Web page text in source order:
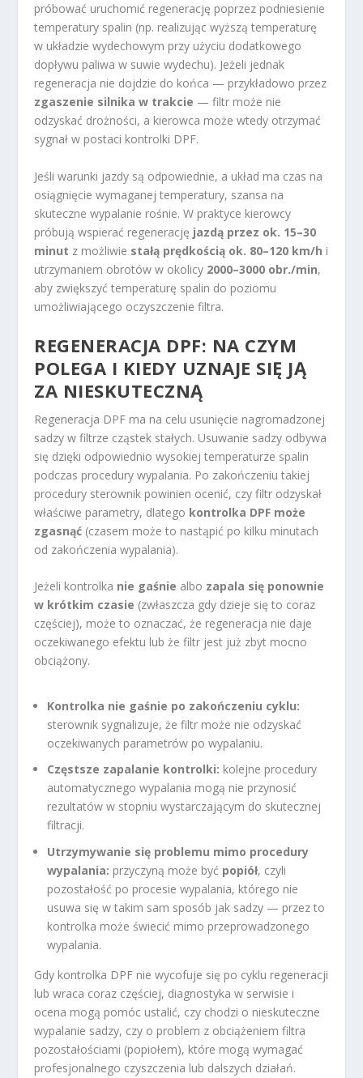
próbować uruchomić regenerację poprzez podniesienie
temperatury spalin (np. realizując wyższą temperaturę
w układzie wydechowym przy użyciu dodatkowego
dopływu paliwa w suwie wydechu). Jeżeli jednak
regeneracja nie dojdzie do końca — przykładowo przez
zgaszenie silnika w trakcie — filtr może nie
odzyskać drożności, a kierowca może wtedy otrzymać
sygnał w postaci kontrolki DPF.
Jeśli warunki jazdy są odpowiednie, a układ ma czas na
osiągnięcie wymaganej temperatury, szansa na
skuteczne wypalanie rośnie. W praktyce kierowcy
próbują wspierać regenerację jazdą przez ok. 15–30
minut z możliwie stałą prędkością ok. 80–120 km/h i
utrzymaniem obrotów w okolicy 2000–3000 obr./min,
aby zwiększyć temperaturę spalin do poziomu
umożliwiającego oczyszczenie filtra.
REGENERACJA DPF: NA CZYM
POLEGA I KIEDY UZNAJE SIĘ JĄ
ZA NIESKUTECZNĄ
Regeneracja DPF ma na celu usunięcie nagromadzonej
sadzy w filtrze cząstek stałych. Usuwanie sadzy odbywa
się dzięki odpowiednio wysokiej temperaturze spalin
podczas procedury wypalania. Po zakończeniu takiej
procedury sterownik powinien ocenić, czy filtr odzyskał
właściwe parametry, dlatego kontrolka DPF może
zgasnąć (czasem może to nastąpić po kilku minutach
od zakończenia wypalania).
Jeżeli kontrolka nie gaśnie albo zapala się ponownie
w krótkim czasie (zwłaszcza gdy dzieje się to coraz
częściej), może to oznaczać, że regeneracja nie daje
oczekiwanego efektu lub że filtr jest już zbyt mocno
obciążony.
Kontrolka nie gaśnie po zakończeniu cyklu:
sterownik sygnalizuje, że filtr może nie odzyskać
oczekiwanych parametrów po wypalaniu.
Częstsze zapalanie kontrolki: kolejne procedury
automatycznego wypalania mogą nie przynosić
rezultatów w stopniu wystarczającym do skutecznej
filtracji.
Utrzymywanie się problemu mimo procedury
wypalania: przyczyną może być popiół, czyli
pozostałość po procesie wypalania, którego nie
usuwa się w takim sam sposób jak sadzy — przez to
kontrolka może świecić mimo przeprowadzonego
wypalania.
Gdy kontrolka DPF nie wycofuje się po cyklu regeneracji
lub wraca coraz częściej, diagnostyka w serwisie i
ocena mogą pomóc ustalić, czy chodzi o nieskuteczne
wypalanie sadzy, czy o problem z obciążeniem filtra
pozostałościami (popiołem), które mogą wymagać
profesjonalnego czyszczenia lub dalszych działań.